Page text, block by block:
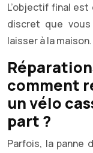
L’objectif final
discret que vous
laisser à la maison.
comment
un vélo
part ?
Parfois, la panne